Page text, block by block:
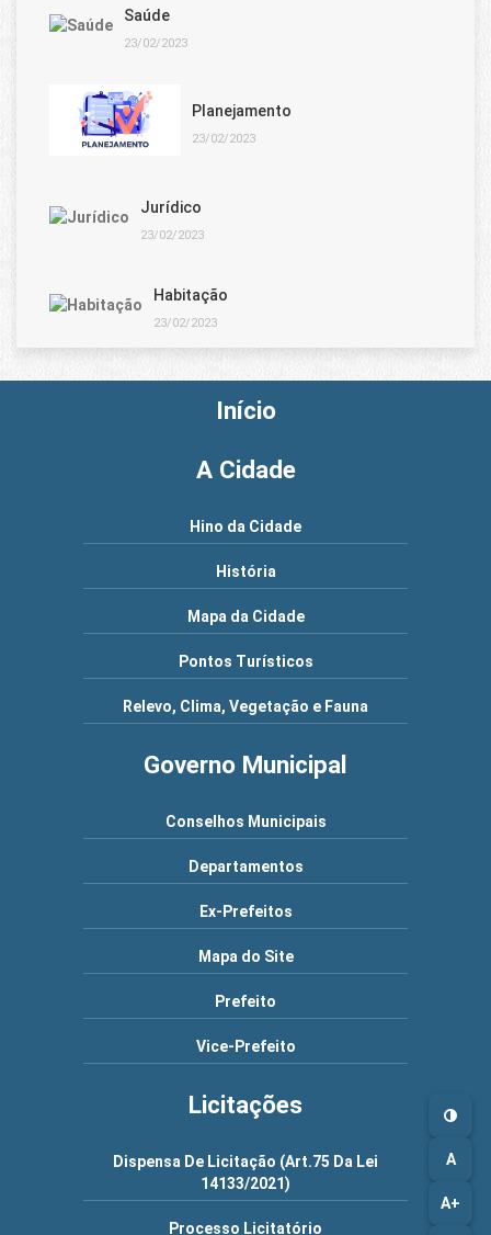
A
A+
Saúde
23/02/2023
Planejamento
23/02/2023
Jurídico
23/02/2023
Habitação
23/02/2023
Início
A Cidade
Hino da Cidade
História
Mapa da Cidade
Pontos Turísticos
Relevo, Clima, Vegetação e Fauna
Governo Municipal
Conselhos Municipais
Departamentos
Ex-Prefeitos
Mapa do Site
Prefeito
Vice-Prefeito
Licitações
Dispensa De Licitação (Art.75 Da Lei
14133/2021)
Processo Licitatório